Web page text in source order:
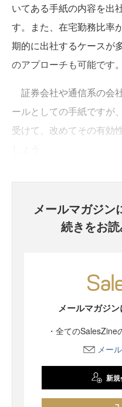
いてある手紙の内容を出
す。また、在宅勤務比率
期的に出社するケースが
のアプローチも可能です。
証券会社や通信系の会
ールとしての手紙ですが
受けて、改めてその有効
メールマガジン
続きをお
メールマガジ
・全ての
メー
新